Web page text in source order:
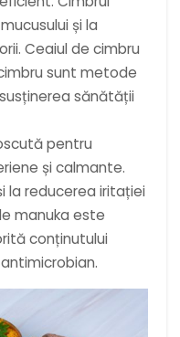
și la
Ceaiul de cimbru
sunt metode
sănătății
pentru
și calmante.
la reducerea iritației
manuka este
conținutului